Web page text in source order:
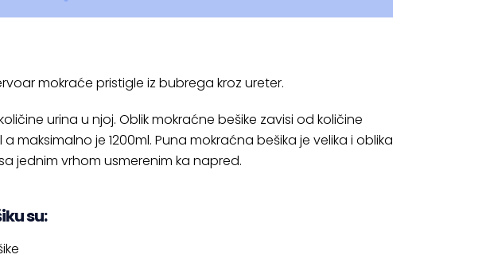
mokraće pristigle iz bubrega kroz ureter.
urina u njoj. Oblik mokraćne bešike zavisi od količine
maksimalno je 1200ml. Puna mokraćna bešika je velika i oblika
jednim vrhom usmerenim ka napred.
su: